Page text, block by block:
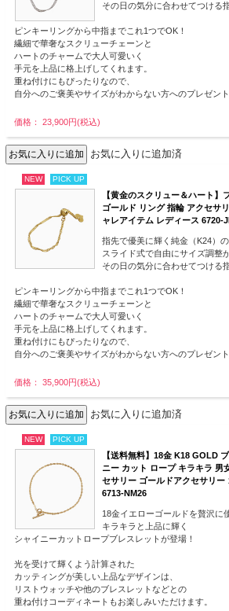
その日の気分に合わせてつける
ピンキーリングから中指までこれ1つでOK！
繊細で華奢なスクリューチェーンと
ハートのチャームで大人可愛いく
手元を上品に格上げしてくれます。
重ね付けにもぴったりなので、
自分へのご褒美やサイズがわからない方へのプレゼント
価格： 23,900円(税込)
お気に入りに追加済
NEW PICK UP
【黄金のスクリュー＆ハート】
ゴールド リング 指輪 アクセサ
ャレアイテム レディース 6720-
指先で優美に輝く純金（K24）の
スライド式で自由にサイズ調整
その日の気分に合わせてつける
ピンキーリングから中指までこれ1つでOK！
繊細で華奢なスクリューチェーンと
ハートのチャームで大人可愛いく
手元を上品に格上げしてくれます。
重ね付けにもぴったりなので、
自分へのご褒美やサイズがわからない方へのプレゼント
価格： 35,900円(税込)
お気に入りに追加済
NEW PICK UP
【送料無料】18金 K18 GOLD
ニー カット ロープ キラキラ 男
セサリー ゴールドアクセサリー
6713-NM26
18金イエローゴールドを贅沢に
キラキラと上品に輝く
シャイニーカットロープブレスレットが登場！
光を受けて輝くよう計算された
カッティングが美しい上品なデザインは、
リストウォッチや他のブレスレットなどとの
重ね付けコーディネートもお楽しみいただけます。